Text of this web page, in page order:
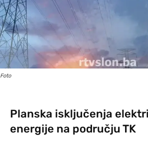
Foto
Planska isključenja
energije na području TK